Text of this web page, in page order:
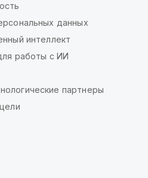
данных
интеллект
работы с ИИ
партнеры